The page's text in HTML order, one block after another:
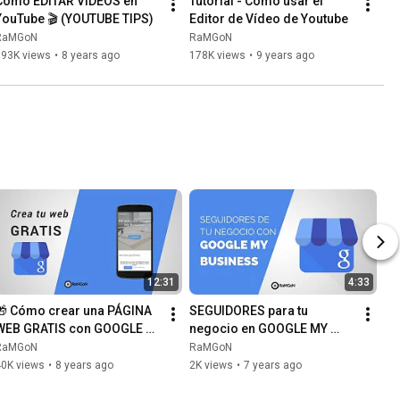
🎬 (YOUTUBE TIPS)
views • 8 years ago
Editor de Vídeo de Youtube
RaMGoN
178K views • 9 years ago
12:31
Cómo crear una PÁGINA
GRATIS con GOOGLE
BUSINESS en 2019 (
Mi Negocio)
views • 8 years ago
4:33
SEGUIDORES para tu
negocio en GOOGLE MY
BUSINESS y GOOGLE MAPS
👍
RaMGoN
2K views • 7 years ago